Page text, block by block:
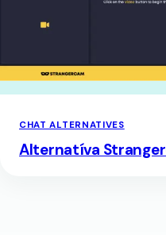
CHAT ALTERNATIVES
Alternatíva